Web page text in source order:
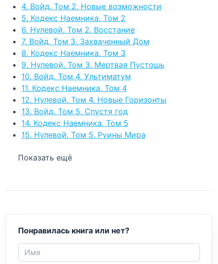
4. Войд. Том 2. Новые возможности
5. Кодекс Наемника. Том 2
6. Нулевой. Том 2. Восстание
7. Войд. Том 3. Захваченный Дом
8. Кодекс Наемника. Том 3
9. Нулевой. Том 3. Мертвая Пустошь
10. Войд. Том 4. Ультиматум
11. Кодекс Наемника. Том 4
12. Нулевой. Том 4. Новые Горизонты
13. Войд. Том 5. Спустя год
14. Кодекс Наемника. Том 5
15. Нулевой. Том 5. Руины Мира
Показать ещё
Понравилась книга или нет?